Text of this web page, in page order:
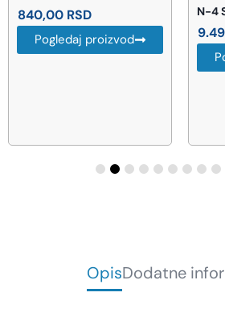
840,00 RSD
Pogledaj proizvod
N-4
OpisDodatne